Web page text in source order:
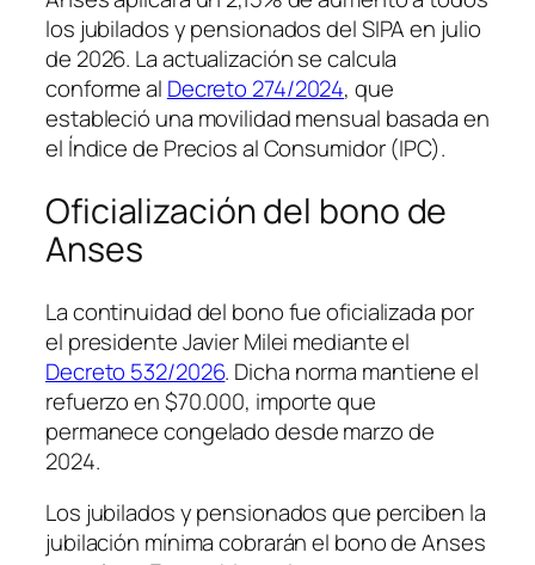
los jubilados y pensionados del SIPA en julio
de 2026. La actualización se calcula
conforme al Decreto 274/2024, que
estableció una movilidad mensual basada en
el Índice de Precios al Consumidor (IPC).
Oficialización del bono de
Anses
La continuidad del bono fue oficializada por
el presidente Javier Milei mediante el
Decreto 532/2026. Dicha norma mantiene el
refuerzo en $70.000, importe que
permanece congelado desde marzo de
2024.
Los jubilados y pensionados que perciben la
jubilación mínima cobrarán el bono de Anses